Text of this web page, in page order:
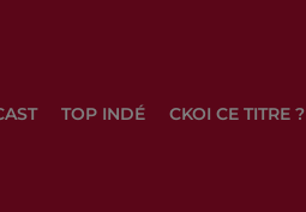
TOP INDÉ CKOI CE TITRE ?